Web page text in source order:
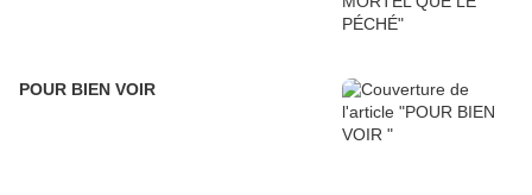
POUR BIEN VOIR